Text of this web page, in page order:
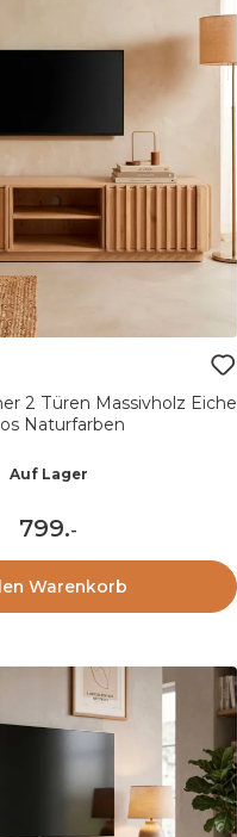
2 Türen Massivholz Eiche
Naturfarben
Auf Lager
799.-
Warenkorb